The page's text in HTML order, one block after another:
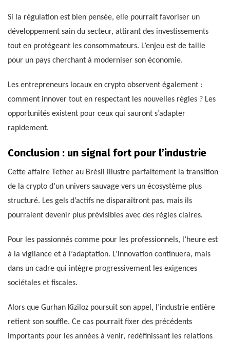
Si la régulation est bien pensée, elle pourrait favoriser un
développement sain du secteur, attirant des investissements
tout en protégeant les consommateurs. L’enjeu est de taille
pour un pays cherchant à moderniser son économie.
Les entrepreneurs locaux en crypto observent également :
comment innover tout en respectant les nouvelles règles ? Les
opportunités existent pour ceux qui sauront s’adapter
rapidement.
Conclusion : un signal fort pour l’industrie
Cette affaire Tether au Brésil illustre parfaitement la transition
de la crypto d’un univers sauvage vers un écosystème plus
structuré. Les gels d’actifs ne disparaîtront pas, mais ils
pourraient devenir plus prévisibles avec des règles claires.
Pour les passionnés comme pour les professionnels, l’heure est
à la vigilance et à l’adaptation. L’innovation continuera, mais
dans un cadre qui intègre progressivement les exigences
sociétales et fiscales.
Alors que Gurhan Kiziloz poursuit son appel, l’industrie entière
retient son souffle. Ce cas pourrait fixer des précédents
importants pour les années à venir, redéfinissant les relations